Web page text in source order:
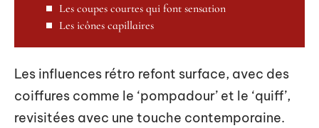
Les coupes courtes qui font sensation
Les icônes capillaires
Les influences rétro refont surface, avec des
coiffures comme le ‘pompadour’ et le ‘quiff’,
revisitées avec une touche contemporaine.